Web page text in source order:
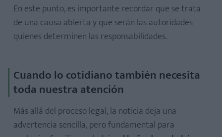
En este punto, es importante recordar que se trata
de una causa abierta y que serán las autoridades
quienes determinen las responsabilidades.
Cuando lo cotidiano también necesita
toda nuestra atención
Más allá del proceso legal, la noticia deja una
advertencia sencilla, pero fundamental para